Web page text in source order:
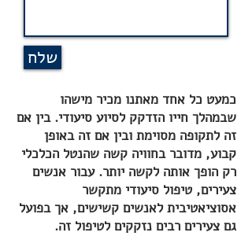
שלח
כמעט כל אחד מאתנו מכיר מישהו
שבמהלך חייו הזדקק לסיוע סיעודי. בין אם
זה לתקופה מסוימת ובין אם זה באופן
קבוע, מדובר בחוויה קשה שהנטל הכלכלי
רק הופך אותה לקשה יותר. עבור אנשים
צעירים, טיפול סיעודי מתקשר
אסוציאטיבית לאנשים קשישים, אך בפועל
גם צעירים רבים נזקקים לטיפול זה.